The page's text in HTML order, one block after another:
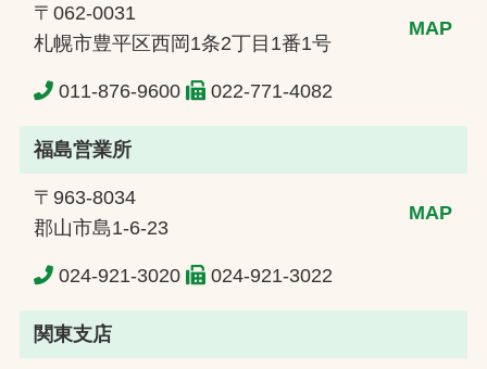
〒062-0031
札幌市豊平区西岡1条2丁目1番1号
MAP
011-876-9600 022-771-4082
福島営業所
〒963-8034
郡山市島1-6-23
MAP
024-921-3020 024-921-3022
関東支店